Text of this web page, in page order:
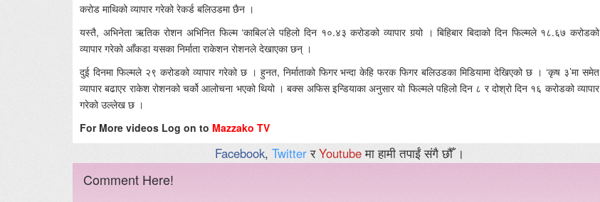
करोड माथिको व्यापार गरेको रेकर्ड बलिउडमा छैन ।
यस्तै, अभिनेता ऋतिक रोशन अभिनित फिल्म ‘काबिल’ले पहिलो दिन १०.४३ करोडको व्यापार गर्‍यो । बिहिबार बिदाको दिन फिल्मले १८.६७ करोडको
व्यापार गरेको आँकडा यसका निर्माता राकेशन रोशनले देखाएका छन् ।
दुई दिनमा फिल्मले २९ करोडको व्यापार गरेको छ । हुनत, निर्माताको फिगर भन्दा केहि फरक फिगर बलिउडका मिडियामा देखिएको छ । ‘कृष ३’मा समेत
व्यापार बढाएर राकेश रोशनको चर्को आलोचना भएको थियो । बक्स अफिस इन्डियाका अनुसार यो फिल्मले पहिलो दिन ८ र दोश्रो दिन १६ करोडको व्यापार
गरेको उल्लेख छ ।
For More videos Log on to Mazzako TV
Facebook, TwitterरYoutubeमा हामी तपाईं संगै छौँ ।
Comment Here!